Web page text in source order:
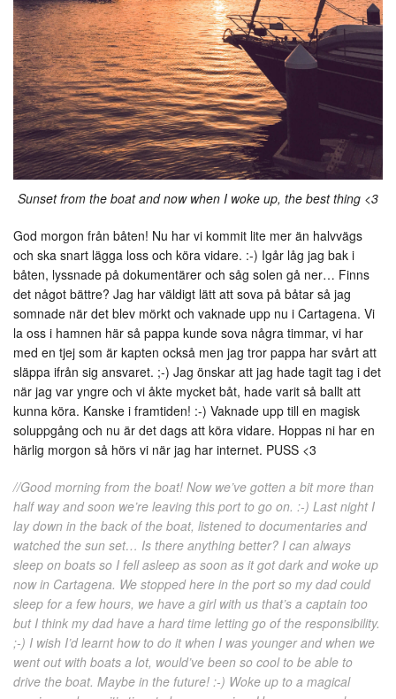
Sunset from the boat and now when I woke up, the best thing <3
God morgon från båten! Nu har vi kommit lite mer än halvvägs
och ska snart lägga loss och köra vidare. :-) Igår låg jag bak i
båten, lyssnade på dokumentärer och såg solen gå ner… Finns
det något bättre? Jag har väldigt lätt att sova på båtar så jag
somnade när det blev mörkt och vaknade upp nu i Cartagena. Vi
la oss i hamnen här så pappa kunde sova några timmar, vi har
med en tjej som är kapten också men jag tror pappa har svårt att
släppa ifrån sig ansvaret. ;-) Jag önskar att jag hade tagit tag i det
när jag var yngre och vi åkte mycket båt, hade varit så ballt att
kunna köra. Kanske i framtiden! :-) Vaknade upp till en magisk
soluppgång och nu är det dags att köra vidare. Hoppas ni har en
härlig morgon så hörs vi när jag har internet. PUSS <3
//Good morning from the boat! Now we’ve gotten a bit more than
half way and soon we’re leaving this port to go on. :-) Last night I
lay down in the back of the boat, listened to documentaries and
watched the sun set… Is there anything better? I can always
sleep on boats so I fell asleep as soon as it got dark and woke up
now in Cartagena. We stopped here in the port so my dad could
sleep for a few hours, we have a girl with us that’s a captain too
but I think my dad have a hard time letting go of the responsibility.
;-) I wish I’d learnt how to do it when I was younger and when we
went out with boats a lot, would’ve been so cool to be able to
drive the boat. Maybe in the future! :-) Woke up to a magical